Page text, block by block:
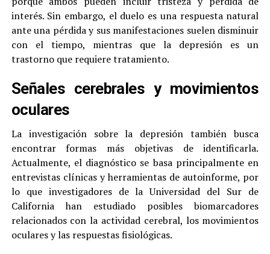
interés. Sin embargo, el duelo es una respuesta natural
ante una pérdida y sus manifestaciones suelen disminuir
con el tiempo, mientras que la depresión es un
trastorno que requiere tratamiento.
Señales cerebrales y movimientos
oculares
La investigación sobre la depresión también busca
encontrar formas más objetivas de identificarla.
Actualmente, el diagnóstico se basa principalmente en
entrevistas clínicas y herramientas de autoinforme, por
lo que investigadores de la Universidad del Sur de
California han estudiado posibles biomarcadores
relacionados con la actividad cerebral, los movimientos
oculares y las respuestas fisiológicas.